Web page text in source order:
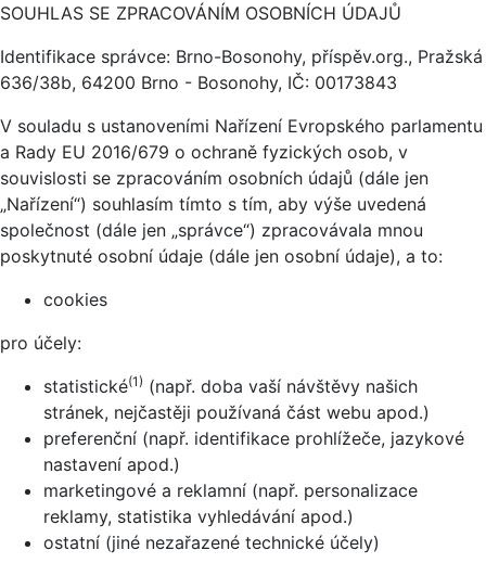
SOUHLAS SE ZPRACOVÁNÍM OSOBNÍCH ÚDAJŮ
Identifikace správce: Brno-Bosonohy, příspěv.org., Pražská
636/38b, 64200 Brno - Bosonohy, IČ: 00173843
V souladu s ustanoveními Nařízení Evropského parlamentu
a Rady EU 2016/679 o ochraně fyzických osob, v
souvislosti se zpracováním osobních údajů (dále jen
„Nařízení“) souhlasím tímto s tím, aby výše uvedená
společnost (dále jen „správce“) zpracovávala mnou
poskytnuté osobní údaje (dále jen osobní údaje), a to:
cookies
pro účely:
statistické(1) (např. doba vaší návštěvy našich
stránek, nejčastěji používaná část webu apod.)
preferenční (např. identifikace prohlížeče, jazykové
nastavení apod.)
marketingové a reklamní (např. personalizace
reklamy, statistika vyhledávání apod.)
ostatní (jiné nezařazené technické účely)